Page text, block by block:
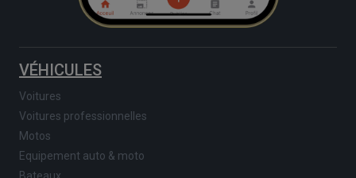
VÉHICULES
Voitures
Voitures professionnelles
Motos
Equipement auto & moto